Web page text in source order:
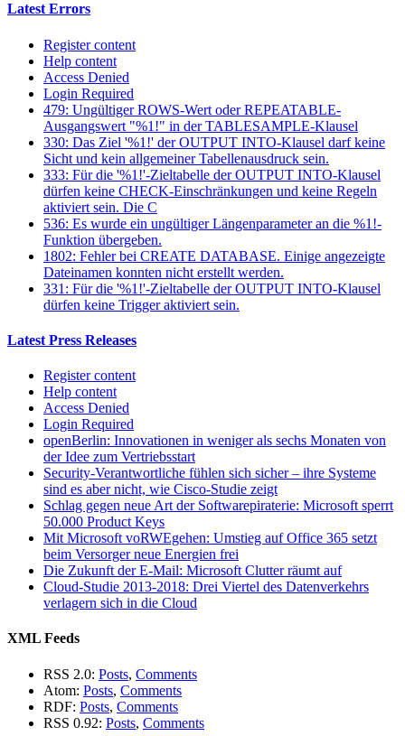
Latest Errors
Register content
Help content
Access Denied
Login Required
479: Ungültiger ROWS-Wert oder REPEATABLE-
Ausgangswert "%1!" in der TABLESAMPLE-Klausel
330: Das Ziel '%1!' der OUTPUT INTO-Klausel darf keine
Sicht und kein allgemeiner Tabellenausdruck sein.
333: Für die '%1!'-Zieltabelle der OUTPUT INTO-Klausel
dürfen keine CHECK-Einschränkungen und keine Regeln
aktiviert sein. Die C
536: Es wurde ein ungültiger Längenparameter an die %1!-
Funktion übergeben.
1802: Fehler bei CREATE DATABASE. Einige angezeigte
Dateinamen konnten nicht erstellt werden.
331: Für die '%1!'-Zieltabelle der OUTPUT INTO-Klausel
dürfen keine Trigger aktiviert sein.
Latest Press Releases
Register content
Help content
Access Denied
Login Required
openBerlin: Innovationen in weniger als sechs Monaten von
der Idee zum Vertriebsstart
Security-Verantwortliche fühlen sich sicher – ihre Systeme
sind es aber nicht, wie Cisco-Studie zeigt
Schlag gegen neue Art der Softwarepiraterie: Microsoft sperrt
50.000 Product Keys
Mit Microsoft voRWEgehen: Umstieg auf Office 365 setzt
beim Versorger neue Energien frei
Die Zukunft der E-Mail: Microsoft Clutter räumt auf
Cloud-Studie 2013-2018: Drei Viertel des Datenverkehrs
verlagern sich in die Cloud
XML Feeds
RSS 2.0: Posts, Comments
Atom: Posts, Comments
RDF: Posts, Comments
RSS 0.92: Posts, Comments